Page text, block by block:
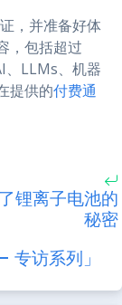
，并准备好体
，包括超过
、LLMs、机器
提供的付费通
锂离子电池的
秘密
访系列」